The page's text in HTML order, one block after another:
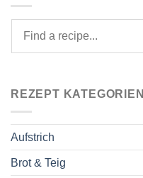
REZEPT KATEGORIEN
Aufstrich
Brot & Teig